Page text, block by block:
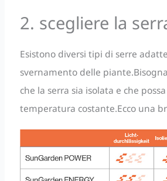
2. scegliere la
Esistono diversi tipi di serre
svernamento delle
che la serra sia isolata e che
temperatura costante.Ecco una